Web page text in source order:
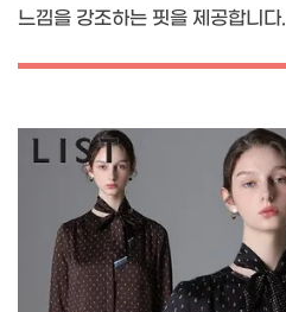
느낌을 강조하는 핏을 제공합니다.